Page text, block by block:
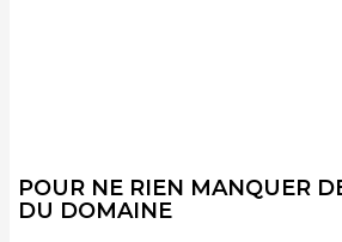
POUR NE RIEN MANQUER
DU DOMAINE